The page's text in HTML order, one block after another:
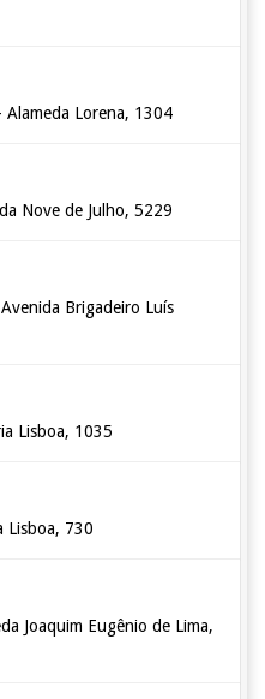
Alameda Lorena, 1304
Nove de Julho, 5229
Brigadeiro Luís
Lisboa, 1035
Lisboa, 730
Joaquim Eugênio de Lima,